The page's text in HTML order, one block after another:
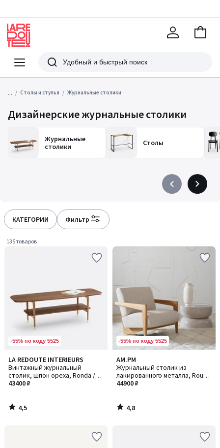
Меню
Redoute
Поиск
В
... Столы и стулья Журнальные столики
Дизайнерские журнальные столики
Журнальные
столики
Столы
PrécédentSuivant
КАТЕГОРИИ Фильтр
135 товаров
-55% по коду 5525
LA REDOUTE INTERIEURS
Винтажный журнальный
столик, шпон ореха, Ronda /
Ронда
43400 ₽
4,5
/ 5
4,5
/
-55% по коду 5525
AM.PM
Журнальный столик из
лакированного металла, Rouva
/ Рува
44900 ₽
4,8
/ 5
4,8
/